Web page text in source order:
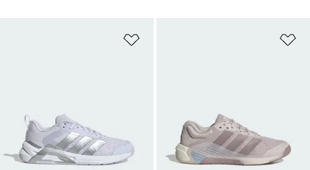
Ajouter à la Liste de produits